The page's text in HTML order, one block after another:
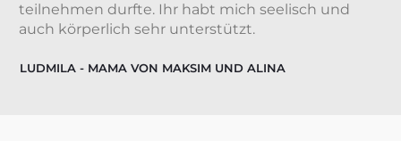
teilnehmen durfte. Ihr habt mich seelisch und
auch körperlich sehr unterstützt.
LUDMILA - MAMA VON MAKSIM UND ALINA